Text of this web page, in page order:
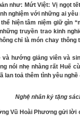
như: Mứt Việt: Vị ngọt
nghiệm với những ai
hiện tâm niệm giữ gìn
truyền trao kinh
chỉ là món chay
giảng viên và
nói nhẹ nhàng rất Huế
lan toả thêm tình yêu
Nghệ nhân ký tặng
Hoài Phương gửi lời